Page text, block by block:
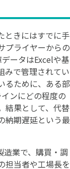
ときにはすでに手
プライヤーからの
ータはExcelや基
みで管理されてい
るために、ある部
ンにどの程度の
結果として、代替
納期遅延という最
造業で、購買・調
担当者や工場長を